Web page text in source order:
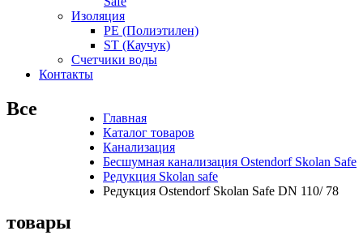
Изоляция
PE (Полиэтилен)
ST (Каучук)
Счетчики воды
Контакты
Главная
Каталог товаров
Канализация
Бесшумная канализация Ostendorf Skolan Safe
Редукция Skolan safe
Редукция Ostendorf Skolan Safe DN 110/ 78
Все
товары